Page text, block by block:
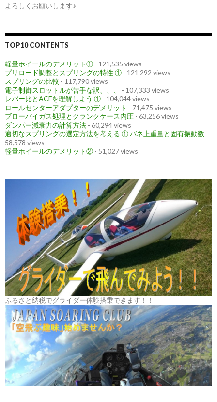
よろしくお願いします♪
TOP10 CONTENTS
軽量ホイールのデメリット① - 121,535 views
プリロード調整とスプリングの特性 ① - 121,292 views
スプリングの比較 - 117,790 views
電子制御スロットルが苦手な訳、、、
- 107,333 views
レバー比とACFを理解しよう ① - 104,044 views
ロールセンターアダプターのデメリット - 71,475 views
ブローバイガス処理とクランクケース内圧 - 63,256 views
ダンパー減衰力の計算方法 - 60,294 views
適切なスプリングの選定方法を考える ① バネ上重量と固有振動数 -
58,578 views
軽量ホイールのデメリット② - 51,027 views
ふるさと納税でグライダー体験搭乗できます！！